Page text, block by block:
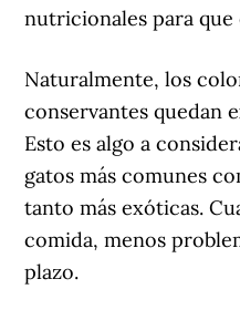
nutricionales para
Naturalmente, los
conservantes quedan
Esto es algo a
gatos más comunes
tanto más exóticas.
comida, menos
plazo.